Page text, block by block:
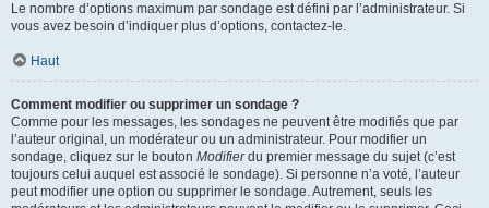
Le nombre d’options maximum par sondage est défini par l’administrateur. Si
vous avez besoin d’indiquer plus d’options, contactez-le.
Haut
Comment modifier ou supprimer un sondage ?
Comme pour les messages, les sondages ne peuvent être modifiés que par
l’auteur original, un modérateur ou un administrateur. Pour modifier un
sondage, cliquez sur le bouton Modifierdu premier message du sujet (c’est
toujours celui auquel est associé le sondage). Si personne n’a voté, l’auteur
peut modifier une option ou supprimer le sondage. Autrement, seuls les